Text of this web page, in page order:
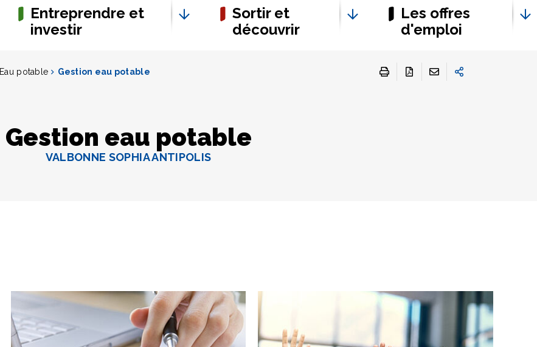
Entreprendre et
investir
Sortir et
découvrir
Les offres
d'emploi
Eau potable Gestion eau potable
Gestion eau potable
VALBONNE SOPHIA ANTIPOLIS